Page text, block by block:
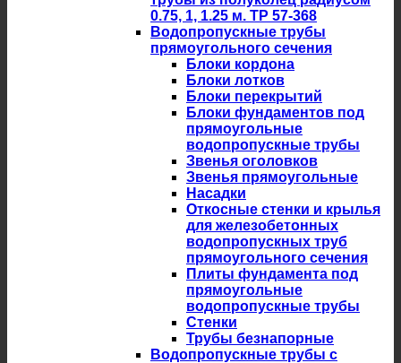
0.75, 1, 1.25 м. ТР 57-368
Водопропускные трубы
прямоугольного сечения
Блоки кордона
Блоки лотков
Блоки перекрытий
Блоки фундаментов под
прямоугольные
водопропускные трубы
Звенья оголовков
Звенья прямоугольные
Насадки
Откосные стенки и крылья
для железобетонных
водопропускных труб
прямоугольного сечения
Плиты фундамента под
прямоугольные
водопропускные трубы
Стенки
Трубы безнапорные
Водопропускные трубы с